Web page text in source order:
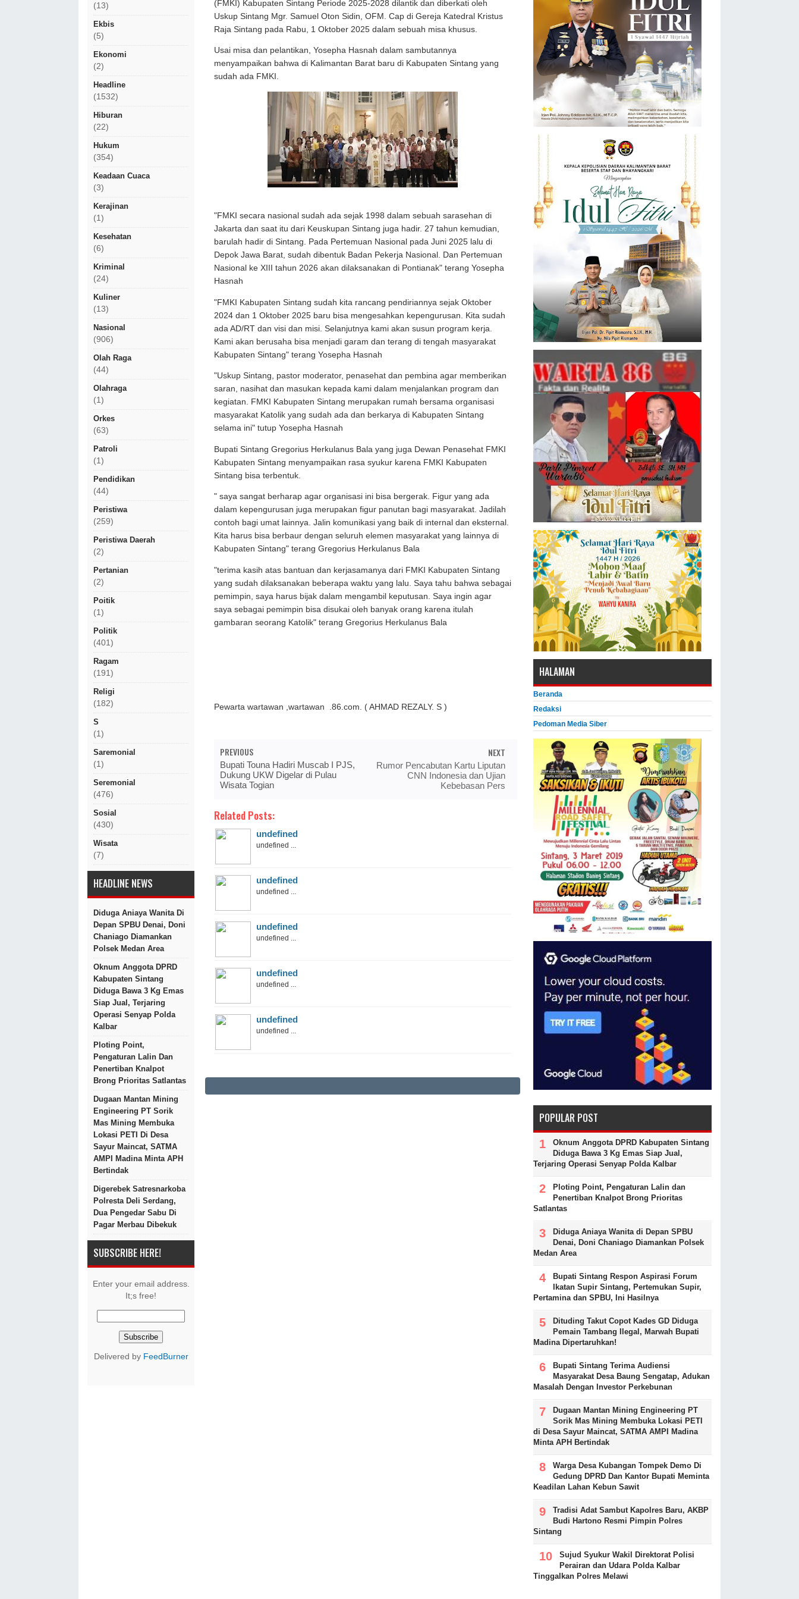
(13)
Ekbis
(5)
Ekonomi
(2)
Headline
(1532)
Hiburan
(22)
Hukum
(354)
Keadaan Cuaca
(3)
Kerajinan
(1)
Kesehatan
(6)
Kriminal
(24)
Kuliner
(13)
Nasional
(906)
Olah Raga
(44)
Olahraga
(1)
Orkes
(63)
Patroli
(1)
Pendidikan
(44)
Peristiwa
(259)
Peristiwa Daerah
(2)
Pertanian
(2)
Poitik
(1)
Politik
(401)
Ragam
(191)
Religi
(182)
S
(1)
Saremonial
(1)
Seremonial
(476)
Sosial
(430)
Wisata
(7)
HEADLINE NEWS
Diduga Aniaya Wanita Di
Depan SPBU Denai, Doni
Chaniago Diamankan
Polsek Medan Area
Oknum Anggota DPRD
Kabupaten Sintang
Diduga Bawa 3 Kg Emas
Siap Jual, Terjaring
Operasi Senyap Polda
Kalbar
Ploting Point,
Pengaturan Lalin Dan
Penertiban Knalpot
Brong Prioritas Satlantas
Dugaan Mantan Mining
Engineering PT Sorik
Mas Mining Membuka
Lokasi PETI Di Desa
Sayur Maincat, SATMA
AMPI Madina Minta APH
Bertindak
Digerebek Satresnarkoba
Polresta Deli Serdang,
Dua Pengedar Sabu Di
Pagar Merbau Dibekuk
SUBSCRIBE HERE!
Enter your email address.
It;s free!
Delivered by FeedBurner
(FMKI) Kabupaten Sintang Periode 2025-2028 dilantik dan diberkati oleh
Uskup Sintang Mgr. Samuel Oton Sidin, OFM. Cap di Gereja Katedral Kristus
Raja Sintang pada Rabu, 1 Oktober 2025 dalam sebuah misa khusus.
Usai misa dan pelantikan, Yosepha Hasnah dalam sambutannya
menyampaikan bahwa di Kalimantan Barat baru di Kabupaten Sintang yang
sudah ada FMKI.
"FMKI secara nasional sudah ada sejak 1998 dalam sebuah sarasehan di
Jakarta dan saat itu dari Keuskupan Sintang juga hadir. 27 tahun kemudian,
barulah hadir di Sintang. Pada Pertemuan Nasional pada Juni 2025 lalu di
Depok Jawa Barat, sudah dibentuk Badan Pekerja Nasional. Dan Pertemuan
Nasional ke XIII tahun 2026 akan dilaksanakan di Pontianak" terang Yosepha
Hasnah
"FMKI Kabupaten Sintang sudah kita rancang pendiriannya sejak Oktober
2024 dan 1 Oktober 2025 baru bisa mengesahkan kepengurusan. Kita sudah
ada AD/RT dan visi dan misi. Selanjutnya kami akan susun program kerja.
Kami akan berusaha bisa menjadi garam dan terang di tengah masyarakat
Kabupaten Sintang" terang Yosepha Hasnah
"Uskup Sintang, pastor moderator, penasehat dan pembina agar memberikan
saran, nasihat dan masukan kepada kami dalam menjalankan program dan
kegiatan. FMKI Kabupaten Sintang merupakan rumah bersama organisasi
masyarakat Katolik yang sudah ada dan berkarya di Kabupaten Sintang
selama ini" tutup Yosepha Hasnah
Bupati Sintang Gregorius Herkulanus Bala yang juga Dewan Penasehat FMKI
Kabupaten Sintang menyampaikan rasa syukur karena FMKI Kabupaten
Sintang bisa terbentuk.
" saya sangat berharap agar organisasi ini bisa bergerak. Figur yang ada
dalam kepengurusan juga merupakan figur panutan bagi masyarakat. Jadilah
contoh bagi umat lainnya. Jalin komunikasi yang baik di internal dan eksternal.
Kita harus bisa berbaur dengan seluruh elemen masyarakat yang lainnya di
Kabupaten Sintang" terang Gregorius Herkulanus Bala
"terima kasih atas bantuan dan kerjasamanya dari FMKI Kabupaten Sintang
yang sudah dilaksanakan beberapa waktu yang lalu. Saya tahu bahwa sebagai
pemimpin, saya harus bijak dalam mengambil keputusan. Saya ingin agar
saya sebagai pemimpin bisa disukai oleh banyak orang karena itulah
gambaran seorang Katolik" terang Gregorius Herkulanus Bala
Pewarta wartawan ,wartawan .86.com. ( AHMAD REZALY. S )
PREVIOUS
Bupati Touna Hadiri Muscab I PJS,
Dukung UKW Digelar di Pulau
Wisata Togian
NEXT
Rumor Pencabutan Kartu Liputan
CNN Indonesia dan Ujian
Kebebasan Pers
Related Posts:
undefined
undefined ...
undefined
undefined ...
undefined
undefined ...
undefined
undefined ...
undefined
undefined ...
HALAMAN
Beranda
Redaksi
Pedoman Media Siber
POPULAR POST
Oknum Anggota DPRD Kabupaten Sintang
Diduga Bawa 3 Kg Emas Siap Jual,
Terjaring Operasi Senyap Polda Kalbar
Ploting Point, Pengaturan Lalin dan
Penertiban Knalpot Brong Prioritas
Satlantas
Diduga Aniaya Wanita di Depan SPBU
Denai, Doni Chaniago Diamankan Polsek
Medan Area
Bupati Sintang Respon Aspirasi Forum
Ikatan Supir Sintang, Pertemukan Supir,
Pertamina dan SPBU, Ini Hasilnya
Dituding Takut Copot Kades GD Diduga
Pemain Tambang Ilegal, Marwah Bupati
Madina Dipertaruhkan!
Bupati Sintang Terima Audiensi
Masyarakat Desa Baung Sengatap, Adukan
Masalah Dengan Investor Perkebunan
Dugaan Mantan Mining Engineering PT
Sorik Mas Mining Membuka Lokasi PETI
di Desa Sayur Maincat, SATMA AMPI Madina
Minta APH Bertindak
Warga Desa Kubangan Tompek Demo Di
Gedung DPRD Dan Kantor Bupati Meminta
Keadilan Lahan Kebun Sawit
Tradisi Adat Sambut Kapolres Baru, AKBP
Budi Hartono Resmi Pimpin Polres
Sintang
Sujud Syukur Wakil Direktorat Polisi
Perairan dan Udara Polda Kalbar
Tinggalkan Polres Melawi